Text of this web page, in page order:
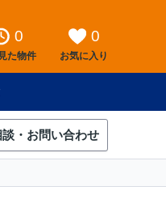
0
た物件
0
お気に入り
談・お問い合わせ